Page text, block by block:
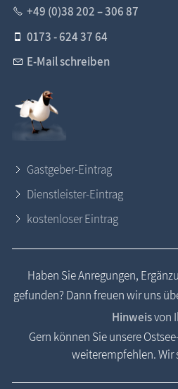
+49 (0)38 202 – 306 87
0173 - 624 37 64
E-Mail schreiben
Gastgeber-Eintrag
Dienstleister-Eintrag
kostenloser Eintrag
Haben Sie Anregungen,
gefunden? Dann freuen wir uns
Hinweisvon
Gern können Sie unsere
weiterempfehlen. Wir